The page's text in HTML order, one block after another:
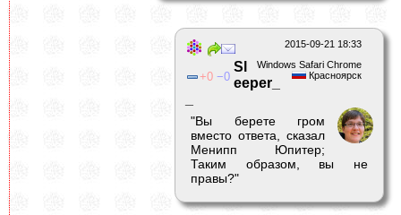
2015-09-21 18:33
Windows Safari Chrome
Красноярск
0 0
Sl
eeper_
"Вы берете гром
вместо ответа, сказал
Менипп Юпитер;
Таким образом, вы не
правы?"